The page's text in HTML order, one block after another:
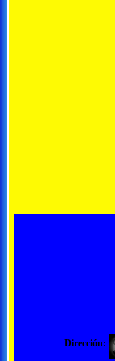
Dirección: